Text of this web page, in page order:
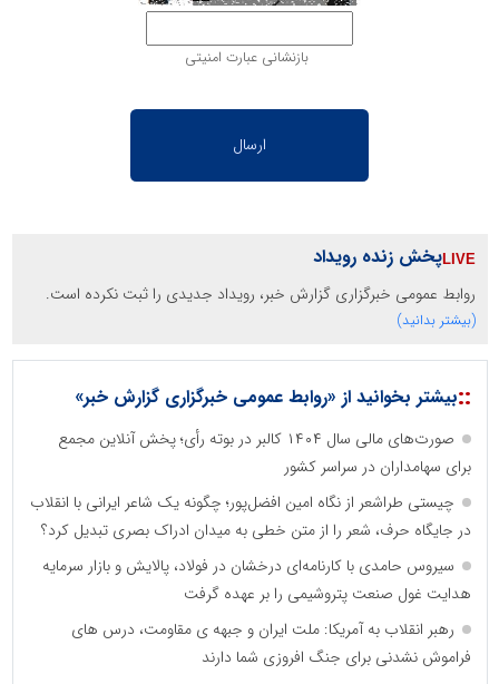
بازنشانی عبارت امنیتی
پخش زنده رویداد
روابط عمومی خبرگزاری گزارش خبر، رویداد جدیدی را ثبت نکرده است.
(بیشتر بدانید)
::بیشتر بخوانید از «روابط عمومی خبرگزاری گزارش خبر»
صورت‌های مالی سال ۱۴۰۴ کالبر در بوته رأی؛ پخش آنلاین مجمع
برای سهامداران در سراسر کشور
چیستی طراشعر از نگاه امین افضل‌پور؛ چگونه یک شاعر ایرانی با انقلاب
در جایگاه حرف، شعر را از متن خطی به میدان ادراک بصری تبدیل کرد؟
سیروس حامدی با کارنامه‌ای درخشان در فولاد، پالایش و بازار سرمایه
هدایت غول صنعت پتروشیمی را بر عهده گرفت
رهبر انقلاب به آمریکا: ملت ایران و جبهه ی مقاومت، درس های
فراموش نشدنی برای جنگ افروزی شما دارند